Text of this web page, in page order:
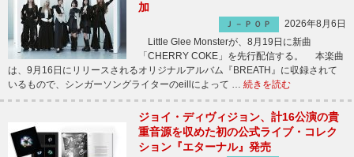
加
Ｊ－ＰＯＰ
2026年8月6日
Little Glee Monsterが、8月19日に新曲
「CHERRY COKE」を先行配信する。 本楽曲
は、9月16日にリリースされるオリジナルアルバム『BREATH』に収録されて
いるもので、シンガーソングライターのeillによって … 続きを読む
ジョイ・ディヴィジョン、計16公演の貴
重音源を収めた初の公式ライブ・コレク
ション『エターナル』発売